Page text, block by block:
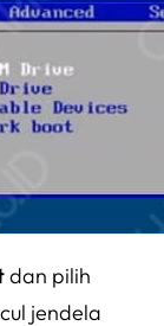
dan pilih
jendela